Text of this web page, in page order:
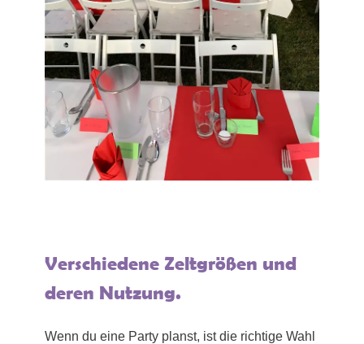
Verschiedene Zeltgrößen und
deren Nutzung.
Wenn du eine Party planst, ist die richtige Wahl